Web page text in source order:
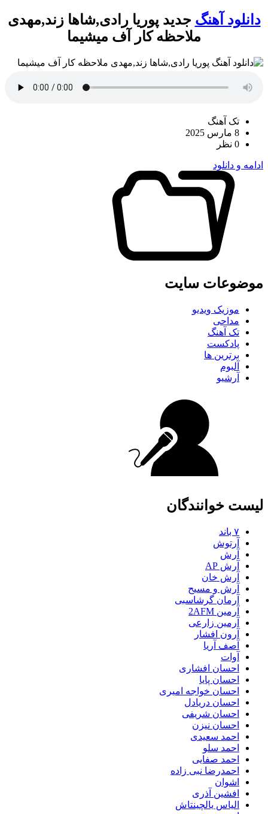
دانلود آهنگ جدید پوریا رادی,شاها زند,مهدی
ملاحظه کار آف میشیما
تک آهنگ
8 مارس 2025
0 نظر
ادامه و دانلود
موضوعات سایت
موزیک ویدیو
مداحی
تک آهنگ
پادکست
برترین ها
آلبوم
آرشیو
لیست خوانندگان
۷ باند
آرتوش
آرش
آرش AP
آرش خان
آرش و مسیح
آرمان گرشاسبی
آرمین 2AFM
آرمین زارعی
آرون افشار
آصف آریا
آوات
احسان افشاری
احسان پایا
احسان خواجه امیری
احسان دریادل
احسان شریفی
احسان نیزن
احمد سعیدی
احمد سلو
احمد صفایی
احمدرضا نبی زاده
اشوان
افشین آذری
الیاس یالچینتاش